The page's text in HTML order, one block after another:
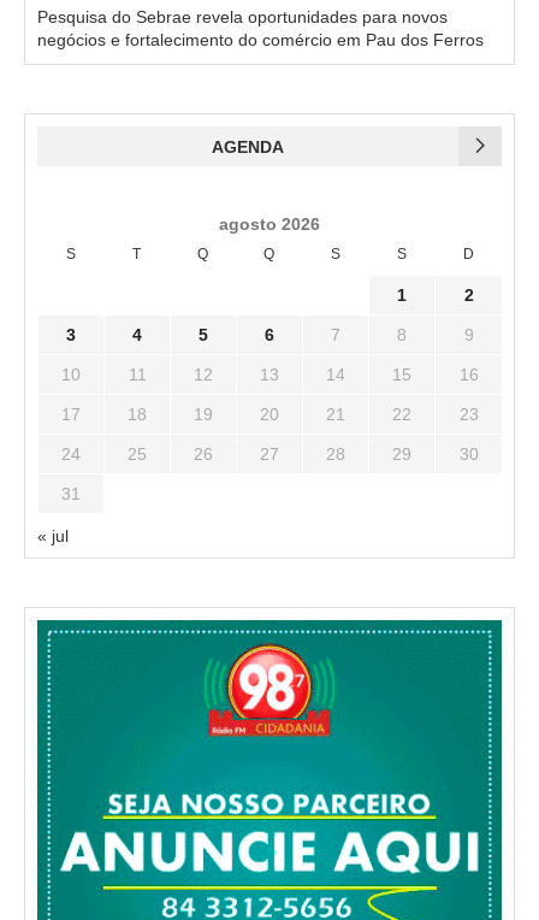
Pesquisa do Sebrae revela oportunidades para novos
negócios e fortalecimento do comércio em Pau dos Ferros
AGENDA
agosto 2026
S T Q Q S S D
1 2
3 4 5 6 7 8 9
10 11 12 13 14 15 16
17 18 19 20 21 22 23
24 25 26 27 28 29 30
31
« jul